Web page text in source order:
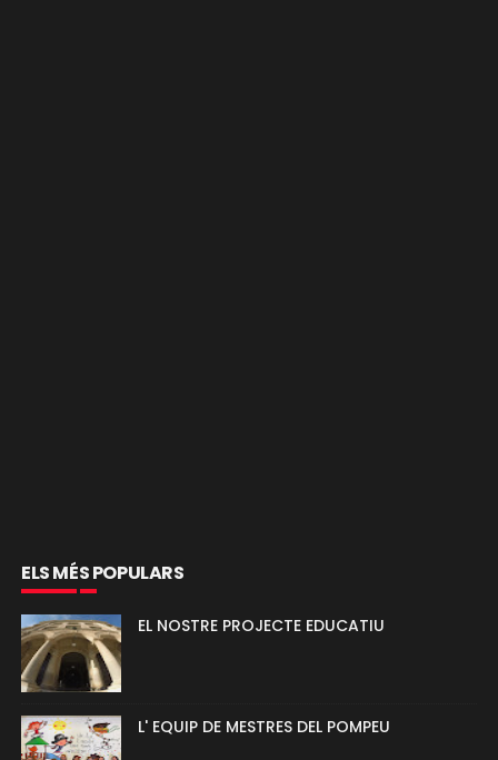
ELS MÉS POPULARS
EL NOSTRE PROJECTE EDUCATIU
L' EQUIP DE MESTRES DEL POMPEU